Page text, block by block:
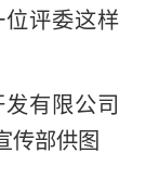
评委这样
有限公司
传部供图